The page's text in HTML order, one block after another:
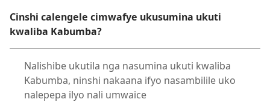
Cinshi calengele cimwafye ukusumina ukuti
kwaliba Kabumba?
Nalishibe ukutila nga nasumina ukuti kwaliba
Kabumba, ninshi nakaana ifyo nasambilile uko
nalepepa ilyo nali umwaice